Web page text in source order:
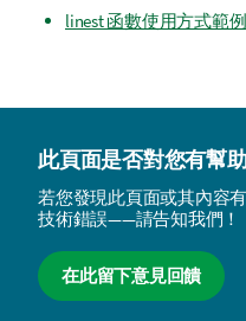
linest 函數使用方式範例
此頁面是否對您有幫
若您發現此頁面或其內容
技術錯誤——請告知我們！
在此留下意見回饋